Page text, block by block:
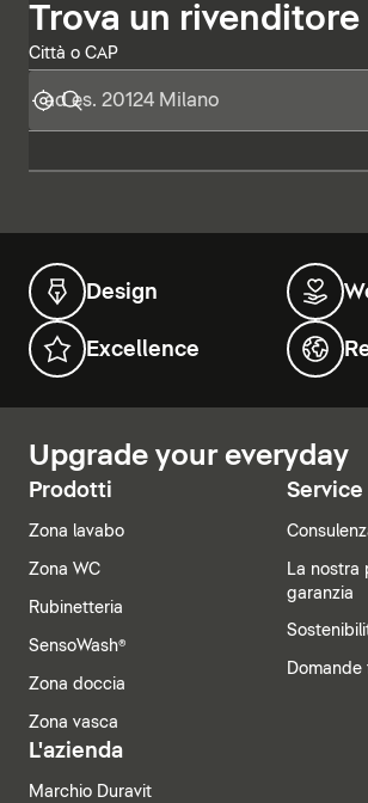
Trova un rivenditore
Città o CAP
Design
Excellence
Upgrade your everyday
Prodotti
Zona lavabo
Zona WC
Rubinetteria
SensoWash®
Zona doccia
Zona vasca
Service
La nostra
garanzia
L'azienda
Marchio Duravit